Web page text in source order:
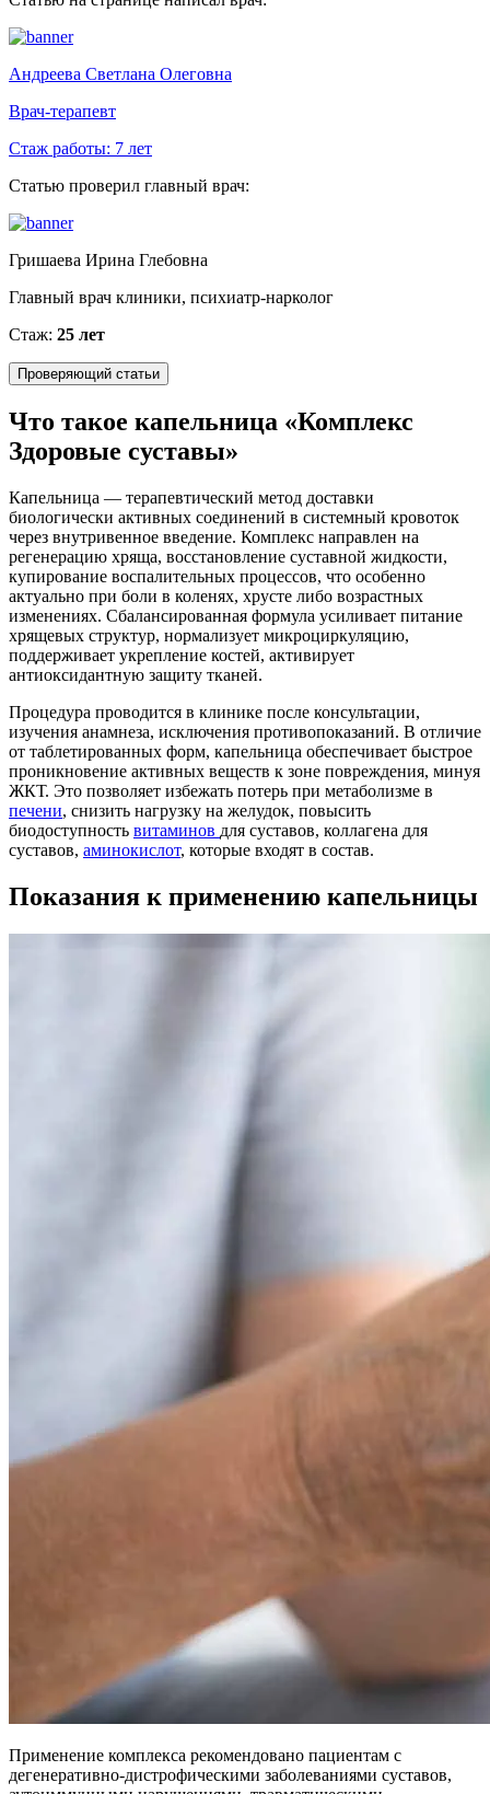
Андреева Светлана Олеговна
Врач-терапевт
Стаж работы: 7 лет
Статью проверил главный врач:
Гришаева Ирина Глебовна
Главный врач клиники, психиатр-нарколог
Стаж: 25 лет
Проверяющий статьи
Что такое капельница «Комплекс
Здоровые суставы»
Капельница — терапевтический метод доставки
биологически активных соединений в системный кровоток
через внутривенное введение. Комплекс направлен на
регенерацию хряща, восстановление суставной жидкости,
купирование воспалительных процессов, что особенно
актуально при боли в коленях, хрусте либо возрастных
изменениях. Сбалансированная формула усиливает питание
хрящевых структур, нормализует микроциркуляцию,
поддерживает укрепление костей, активирует
антиоксидантную защиту тканей.
Процедура проводится в клинике после консультации,
изучения анамнеза, исключения противопоказаний. В отличие
от таблетированных форм, капельница обеспечивает быстрое
проникновение активных веществ к зоне повреждения, минуя
ЖКТ. Это позволяет избежать потерь при метаболизме в
печени, снизить нагрузку на желудок, повысить
биодоступность витаминов для суставов, коллагена для
суставов, аминокислот, которые входят в состав.
Показания к применению капельницы
Применение комплекса рекомендовано пациентам с
дегенеративно-дистрофическими заболеваниями суставов,